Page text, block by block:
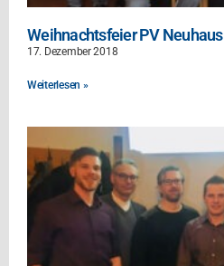
Weihnachtsfeier PV Neuhaus
17. Dezember 2018
Weiterlesen »